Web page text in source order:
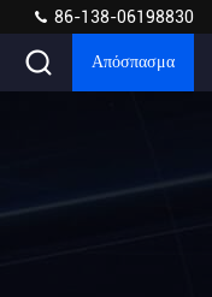
86-138-06198830
Απόσπασμα